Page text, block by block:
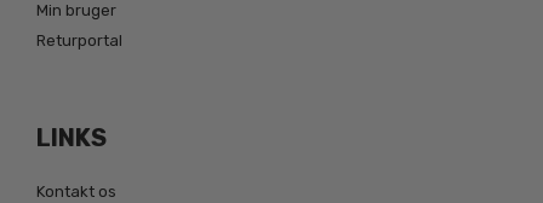
Min bruger
Returportal
LINKS
Kontakt os